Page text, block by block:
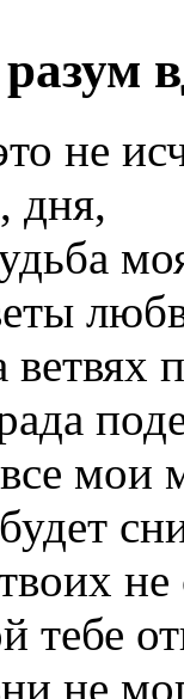
не
дня,
ветвях
мои
тебе
не